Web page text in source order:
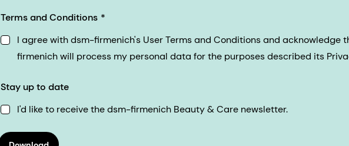
Terms and Conditions
I agree with dsm-firmenich's User Terms and Conditions and acknowledge
firmenich will process my personal data for the purposes described its
Stay up to date
I'd like to receive the dsm-firmenich Beauty & Care newsletter.